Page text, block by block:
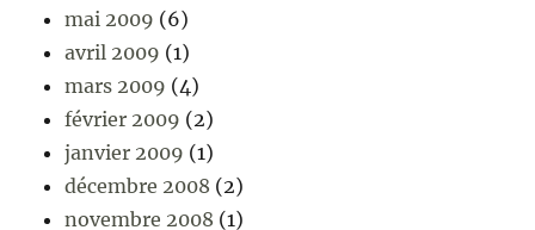
mai 2009 (6)
avril 2009 (1)
mars 2009 (4)
février 2009 (2)
janvier 2009 (1)
décembre 2008 (2)
novembre 2008 (1)